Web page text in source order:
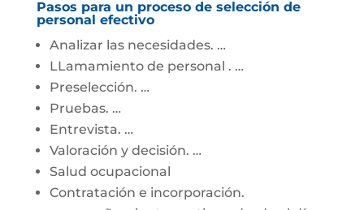
Pasos para un proceso de selección de
personal efectivo
Analizar las necesidades. …
LLamamiento de personal . …
Preselección. …
Pruebas. …
Entrevista. …
Valoración y decisión. …
Salud ocupacional
Contratación e incorporación.